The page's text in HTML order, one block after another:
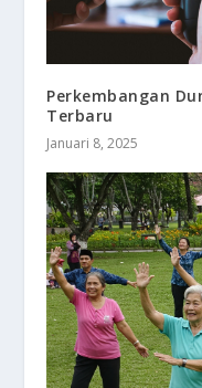
Perkembangan
Terbaru
Januari 8, 2025